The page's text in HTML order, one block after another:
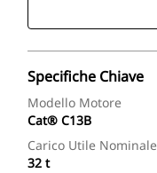
Specifiche Chiave
Modello Motore
Cat® C13B
Carico Utile Nominale
32 t